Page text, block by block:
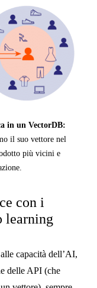
in un VectorDB:
il suo vettore nel
più vicini e
con i
learning
capacità dell’AI,
delle API (che